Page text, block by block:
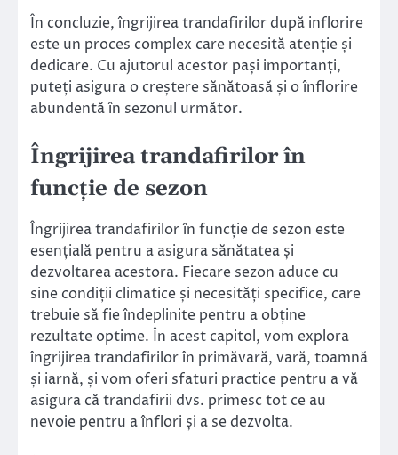
În concluzie, îngrijirea trandafirilor după inflorire
este un proces complex care necesită atenție și
dedicare. Cu ajutorul acestor pași importanți,
puteți asigura o creștere sănătoasă și o înflorire
abundentă în sezonul următor.
Îngrijirea trandafirilor în
funcție de sezon
Îngrijirea trandafirilor în funcție de sezon este
esențială pentru a asigura sănătatea și
dezvoltarea acestora. Fiecare sezon aduce cu
sine condiții climatice și necesități specifice, care
trebuie să fie îndeplinite pentru a obține
rezultate optime. În acest capitol, vom explora
îngrijirea trandafirilor în primăvară, vară, toamnă
și iarnă, și vom oferi sfaturi practice pentru a vă
asigura că trandafirii dvs. primesc tot ce au
nevoie pentru a înflori și a se dezvolta.